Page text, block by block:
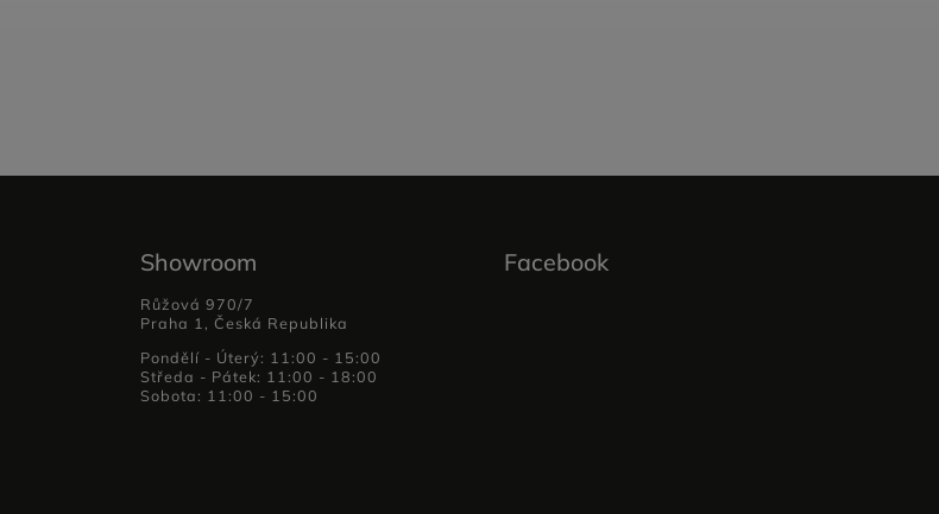
Showroom
Růžová 970/7
Praha 1, Česká Republika
Pondělí - Úterý: 11:00 - 15:00
Středa - Pátek: 11:00 - 18:00
Sobota: 11:00 - 15:00
Facebook